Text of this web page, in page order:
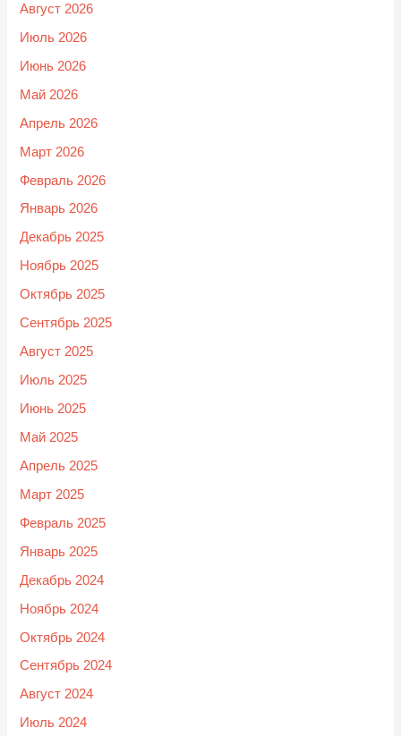
Август 2026
Июль 2026
Июнь 2026
Май 2026
Апрель 2026
Март 2026
Февраль 2026
Январь 2026
Декабрь 2025
Ноябрь 2025
Октябрь 2025
Сентябрь 2025
Август 2025
Июль 2025
Июнь 2025
Май 2025
Апрель 2025
Март 2025
Февраль 2025
Январь 2025
Декабрь 2024
Ноябрь 2024
Октябрь 2024
Сентябрь 2024
Август 2024
Июль 2024